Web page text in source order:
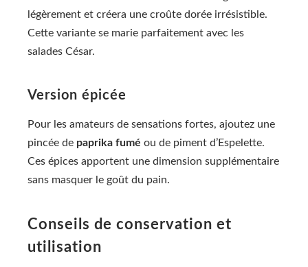
légèrement et créera une croûte dorée irrésistible.
Cette variante se marie parfaitement avec les
salades César.
Version épicée
Pour les amateurs de sensations fortes, ajoutez une
pincée de paprika fumé ou de piment d’Espelette.
Ces épices apportent une dimension supplémentaire
sans masquer le goût du pain.
Conseils de conservation et
utilisation